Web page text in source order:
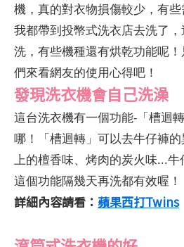
機，真的對衣物損傷較少，有
我都帶到投幣式洗衣店去洗了
洗，有些機種還有烘乾功能呢
們來看網友的使用心得吧！
發現洗衣機會自己洗澡
這台洗衣機有一個功能-「槽迴
哪！「槽迴轉」可以去牛仔褲
上的檀香味、烤肉的炭火味...牛
這個功能隔幾天再洗都有效喔！
詳細內容請看： 蘋果西打Twins